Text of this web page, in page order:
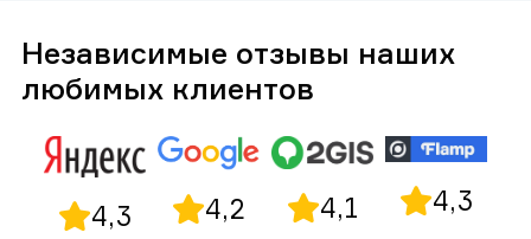
Независимые отзывы наших
любимых клиентов
4,3 4,2 4,1 4,3